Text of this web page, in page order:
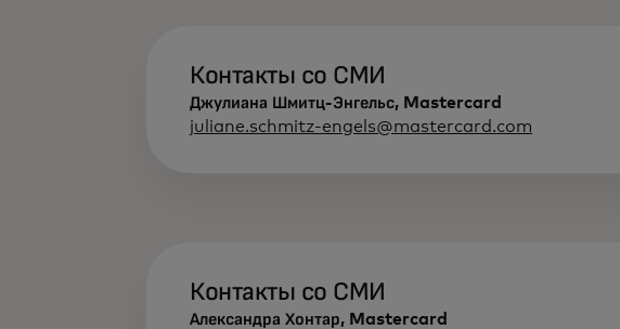
Контакты со СМИ
Джулиана Шмитц-Энгельс, Mastercard
juliane.schmitz-engels@mastercard.com
Контакты со СМИ
Александра Хонтар, Mastercard